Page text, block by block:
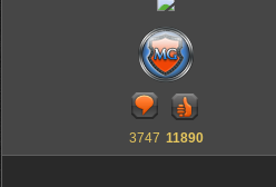
3747 11890